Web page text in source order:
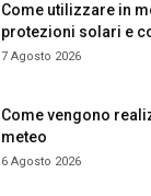
Come utilizzare in
protezioni solari e
7 Agosto 2026
Come vengono
meteo
6 Agosto 2026